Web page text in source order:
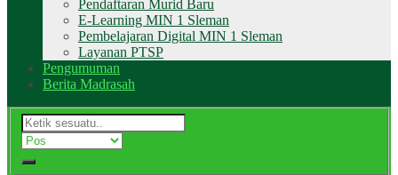
Pendaftaran Murid Baru
E-Learning MIN 1 Sleman
Pembelajaran Digital MIN 1 Sleman
Layanan PTSP
Pengumuman
Berita Madrasah